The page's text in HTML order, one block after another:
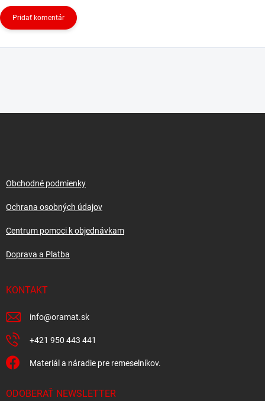
Pridať komentár
Obchodné podmienky
Ochrana osobných údajov
Centrum pomoci k objednávkam
Doprava a Platba
KONTAKT
info@oramat.sk
+421 950 443 441
Materiál a náradie pre remeselníkov.
ODOBERAŤ NEWSLETTER